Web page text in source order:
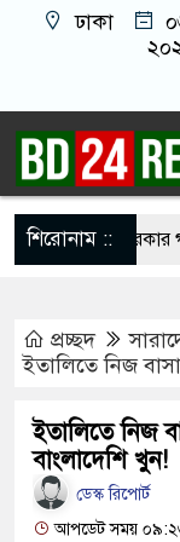
ঢাকা
শিরোনাম ::
মধ্যে সরকার গঠন
ওদের?”, ফোনে
চাইলেও ফিফা
মাতরম’ গাইলে
প্রচ্ছদ
ইতালিতে নিজ
ইতালিতে নিজ
বাংলাদেশি খুন!
ডেস্ক রিপোর্ট
আপডেট সময়